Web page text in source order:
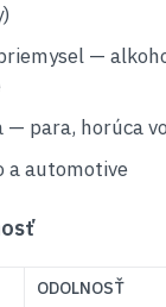
—
— para, horúca
a automotive
ODOLNOSŤ